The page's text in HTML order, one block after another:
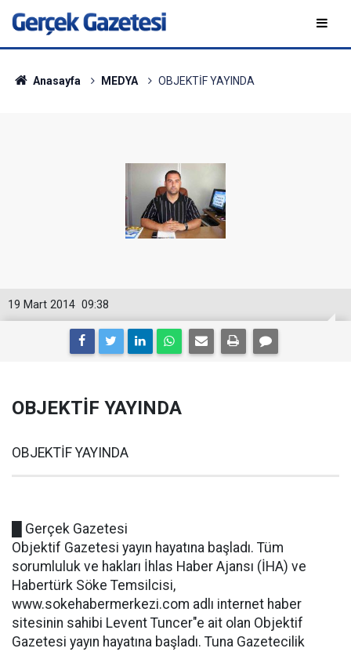
Anasayfa MEDYA OBJEKTİF YAYINDA
09:38
19 Mart 2014
OBJEKTİF YAYINDA
OBJEKTİF YAYINDA
█ Gerçek Gazetesi
Objektif Gazetesi yayın hayatına başladı. Tüm
sorumluluk ve hakları İhlas Haber Ajansı (İHA) ve
Habertürk Söke Temsilcisi,
www.sokehabermerkezi.com adlı internet haber
sitesinin sahibi Levent Tuncer"e ait olan Objektif
Gazetesi yayın hayatına başladı. Tuna Gazetecilik